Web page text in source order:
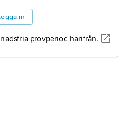
artikeln
in
provperiod härifrån.